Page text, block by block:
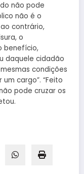
não pode
não é o
contrário,
o
benefício,
daquele cidadão
condições
cargo”. “Feito
pode cruzar os